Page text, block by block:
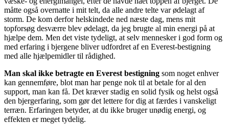
måtte også overnatte i mit telt, da alle andre telte var ødelagt af
storm. De kom derfor helskindede ned næste dag, mens mit
topforsøg desværre blev ødelagt, da jeg brugte al min energi på at
hjælpe dem. Men det viste tydeligt, at selv mennesker i god form og
med erfaring i bjergene bliver udfordret af en Everest-bestigning
med alle hjælpemidler til rådighed.
Man skal ikke betragte en Everest bestigning som noget enhver
kan gennemføre, blot man har penge nok til at betale for al den
support, man kan få. Det kræver stadig en solid fysik og helst også
den bjergerfaring, som gør det lettere for dig at færdes i vanskeligt
terræn. Erfaringen betyder, at du ikke bruger unødig energi, og
effekten er meget tydelig.